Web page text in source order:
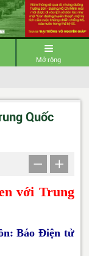
Mở rộng
Quốc
với Trung
Báo Điện tử